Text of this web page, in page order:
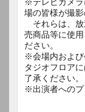
場の皆様が撮影
それらは、放
売商品等に使
ださい。
※会場内および
タジオフロア
了承ください。
※出演者へのプ